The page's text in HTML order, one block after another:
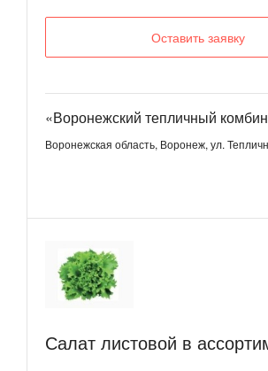
Оставить заявку
«Воронежский тепличный
Воронежская область, Воронеж, ул.
Салат листовой в